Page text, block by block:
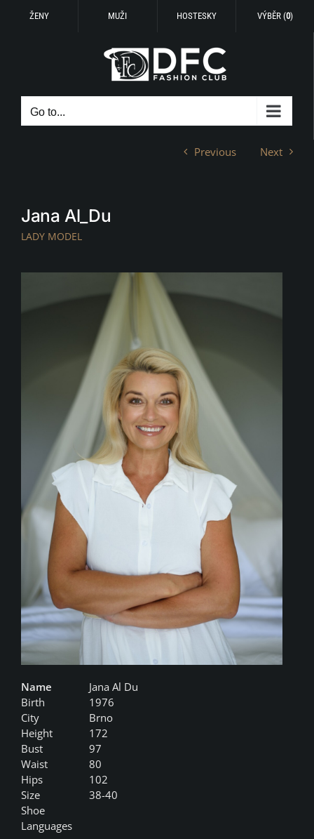
ŽENY MUŽI HOSTESKY VÝBĚR (0)
Go to...
Previous Next
Jana Al_Du
LADY MODEL
Name
Jana Al Du
Birth
1976
City
Brno
Height
172
Bust
97
Waist
80
Hips
102
Size
38-40
Shoe
Languages